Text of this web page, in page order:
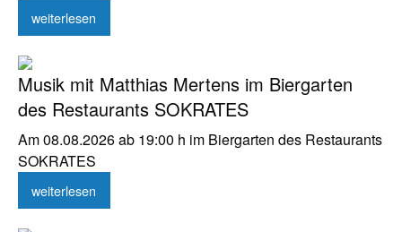
weiterlesen
Musik mit Matthias Mertens im Biergarten
des Restaurants SOKRATES
Am 08.08.2026 ab 19:00 h im Biergarten des Restaurants
SOKRATES
weiterlesen